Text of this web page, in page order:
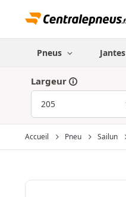
Pneus Jantes
Largeur
Accueil Pneu Sailun